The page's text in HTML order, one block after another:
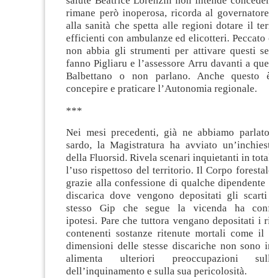
rimane però inoperosa, ricorda al governatore
alla sanità che spetta alle regioni dotare il
efficienti con ambulanze ed elicotteri. Peccato
non abbia gli strumenti per attivare questi
fanno Pigliaru e l’assessore Arru davanti a
Balbettano o non parlano. Anche
concepire e praticare l’Autonomia regionale.
***
Nei mesi precedenti, già ne abbiamo
sardo, la Magistratura ha avviato
della Fluorsid. Rivela scenari inquietanti in
l’uso rispettoso del territorio. Il Corpo
grazie alla confessione di qualche
discarica dove vengono depositati gli
stesso Gip che segue la vicenda ha
ipotesi. Pare che tuttora vengano depositati
contenenti sostanze ritenute mortali come
dimensioni delle stesse discariche non sono
alimenta ulteriori preoccupazioni
dell’inquinamento e sulla sua pericolosità.